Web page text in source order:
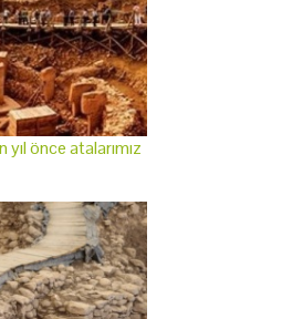
önce atalarımız